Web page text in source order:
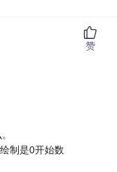
制是0开始数
赞